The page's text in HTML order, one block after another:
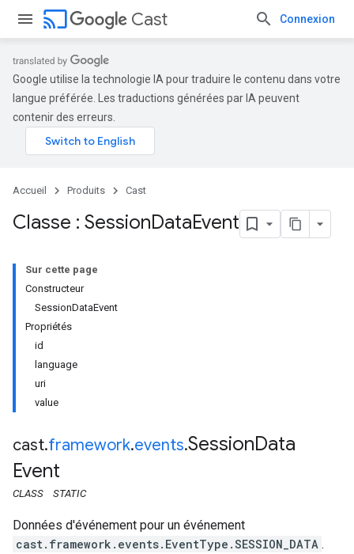
cast Cast Connexion
Google utilise la technologie IA pour traduire le contenu dans votre
langue préférée. Les traductions générées par IA peuvent
contenir des erreurs.
Accueil Produits Cast
Classe : SessionDataEvent
Sur cette page
Constructeur
SessionDataEvent
Propriétés
id
language
uri
value
cast.framework.events.SessionData
Event
CLASS STATIC
Données d'événement pour un événement
cast.framework.events.EventType.SESSION_DATA .